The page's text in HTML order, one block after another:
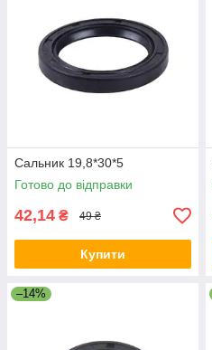
Сальник 19,8*30*5
Готово до відправки
42,14 ₴ 49 ₴
Купити
–14%